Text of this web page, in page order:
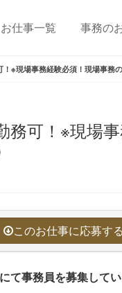
お仕事一覧 事務の
！※現場事務経験必須！現場事務
務可！※現場
このお仕事に応募する
て事務員を募集して